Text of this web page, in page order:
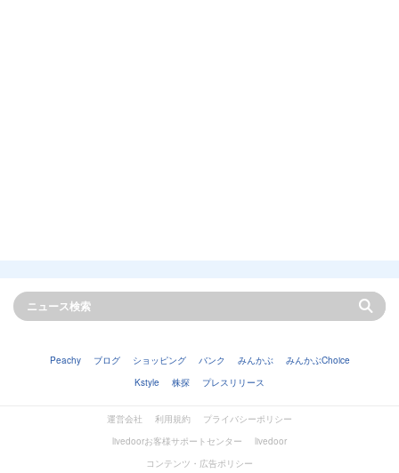
Peachy ブログ ショッピング バンク みんかぶ
みんかぶChoice
Kstyle
株探 プレスリリース
運営会社 利用規約
プライバシーポリシー
livedoorお客様サポートセンター
livedoor
コンテンツ・広告ポリシー